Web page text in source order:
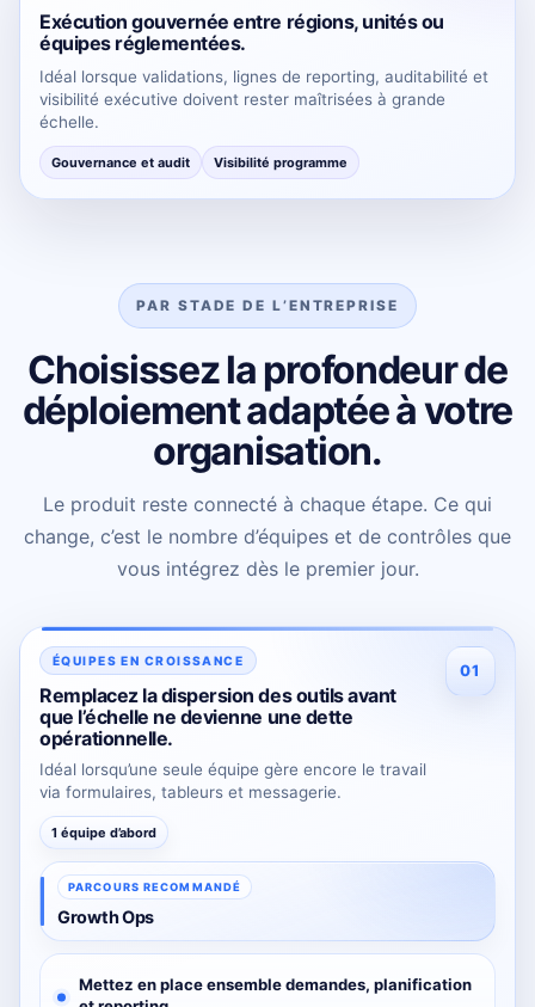
Exécution gouvernée entre régions, unités ou
équipes réglementées.
Idéal lorsque validations, lignes de reporting, auditabilité et
visibilité exécutive doivent rester maîtrisées à grande
échelle.
Gouvernance et audit Visibilité programme
PAR STADE DE L’ENTREPRISE
Choisissez la profondeur de
déploiement adaptée à votre
organisation.
Le produit reste connecté à chaque étape. Ce qui
change, c’est le nombre d’équipes et de contrôles que
vous intégrez dès le premier jour.
ÉQUIPES EN CROISSANCE
Remplacez la dispersion des outils avant
que l’échelle ne devienne une dette
opérationnelle.
Idéal lorsqu’une seule équipe gère encore le travail
via formulaires, tableurs et messagerie.
01
1 équipe d’abord
PARCOURS RECOMMANDÉ
Growth Ops
Mettez en place ensemble demandes, planification